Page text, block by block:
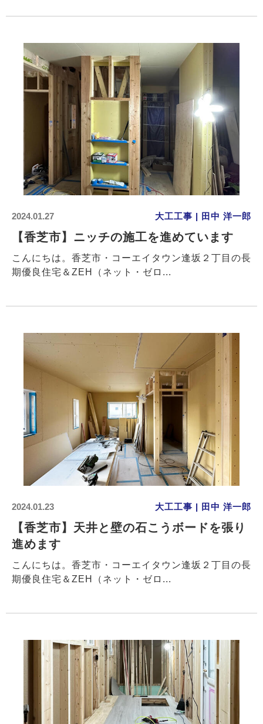
2024.01.27 大工工事 | 田中 洋一郎
【香芝市】ニッチの施工を進めています
こんにちは。香芝市・コーエイタウン逢坂２丁目の長
期優良住宅＆ZEH（ネット・ゼロ...
2024.01.23 大工工事 | 田中 洋一郎
【香芝市】天井と壁の石こうボードを張り
進めます
こんにちは。香芝市・コーエイタウン逢坂２丁目の長
期優良住宅＆ZEH（ネット・ゼロ...